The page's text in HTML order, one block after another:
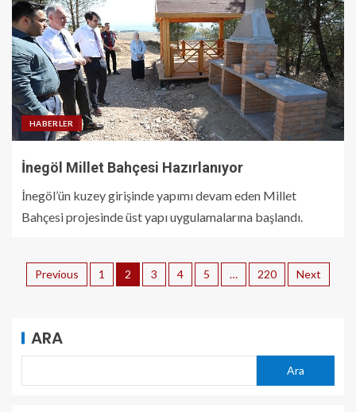
HABERLER
İnegöl Millet Bahçesi Hazırlanıyor
İnegöl’ün kuzey girişinde yapımı devam eden Millet
Bahçesi projesinde üst yapı uygulamalarına başlandı.
Previous 1 2 3 4 5 … 220 Next
ARA
Ara